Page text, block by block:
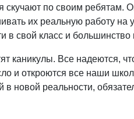
скучают по своим ребятам.
их реальную работу
в свой класс и
каникулы. Все надеются,
и откроются все наши
в новой реальности,